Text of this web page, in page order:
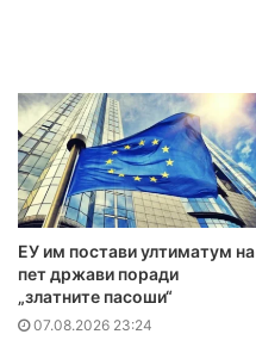
ЕУ им постави ултиматум на
пет држави поради
„златните пасоши“
07.08.2026 23:24